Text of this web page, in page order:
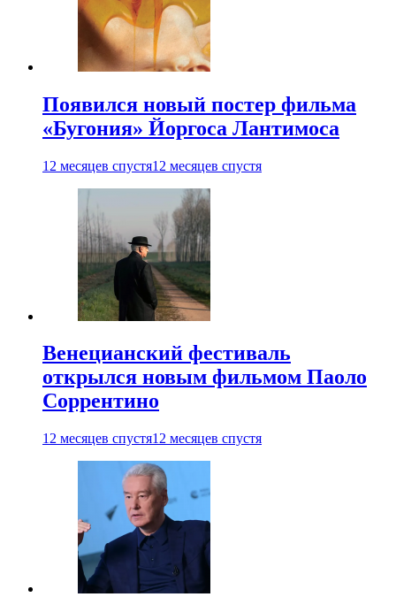
Появился новый постер фильма
«Бугония» Йоргоса Лантимоса
12 месяцев спустя12 месяцев спустя
Венецианский фестиваль
открылся новым фильмом Паоло
Соррентино
12 месяцев спустя12 месяцев спустя